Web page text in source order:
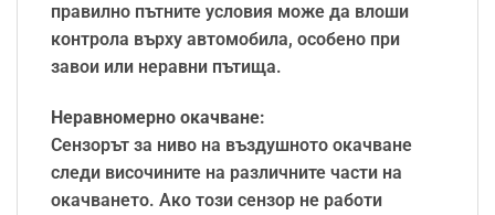
правилно пътните условия може да влоши
контрола върху автомобила, особено при
завои или неравни пътища.
Неравномерно окачване:
Сензорът за ниво на въздушното окачване
следи височините на различните части на
окачването. Ако този сензор не работи